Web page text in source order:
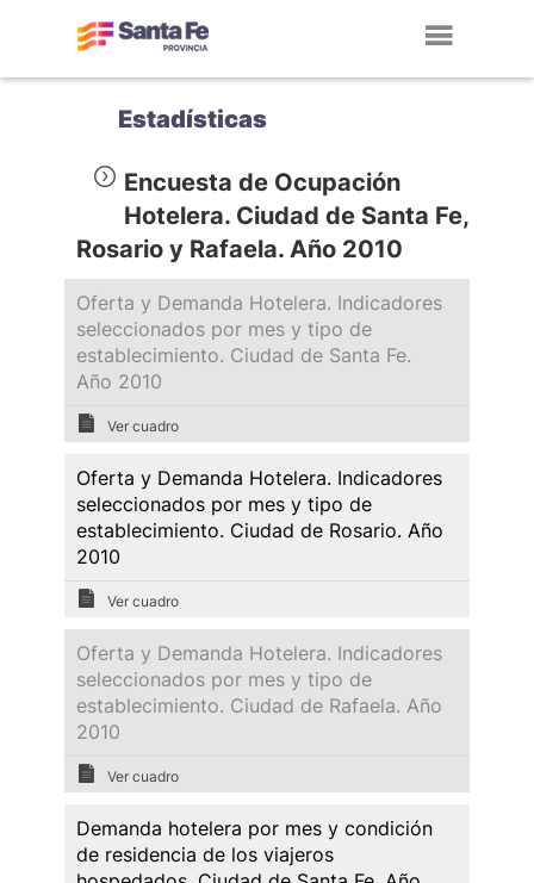
Estadísticas
Encuesta de Ocupación
Hotelera. Ciudad de Santa Fe,
Rosario y Rafaela. Año 2010
Oferta y Demanda Hotelera. Indicadores
seleccionados por mes y tipo de
establecimiento. Ciudad de Santa Fe.
Año 2010
Ver cuadro
Oferta y Demanda Hotelera. Indicadores
seleccionados por mes y tipo de
establecimiento. Ciudad de Rosario. Año
2010
Ver cuadro
Oferta y Demanda Hotelera. Indicadores
seleccionados por mes y tipo de
establecimiento. Ciudad de Rafaela. Año
2010
Ver cuadro
Demanda hotelera por mes y condición
de residencia de los viajeros